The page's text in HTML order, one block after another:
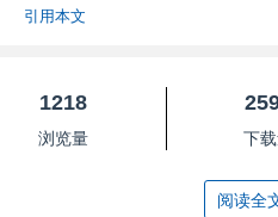
引用本文
1218
浏览量
下
阅读全